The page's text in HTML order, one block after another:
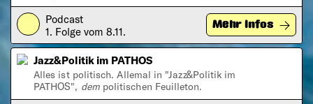
Play Podcast
1. Folge vom 8.11.
Mehr Infos
Jazz&Politik im PATHOS
Alles ist politisch. Allemal in "Jazz&Politik im
PATHOS", dempolitischen Feuilleton.